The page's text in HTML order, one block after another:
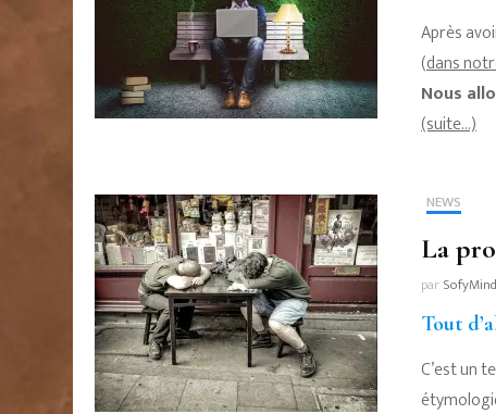
Après
(dans
Nous
(suite…)
NEWS
La
par
Tout
C’est un